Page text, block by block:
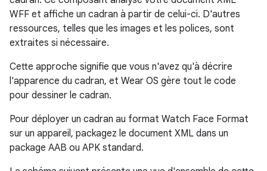
WFF et affiche un cadran à partir de celui-ci. D'autres
ressources, telles que les images et les polices, sont
extraites si nécessaire.
Cette approche signifie que vous n'avez qu'à décrire
l'apparence du cadran, et Wear OS gère tout le code
pour dessiner le cadran.
Pour déployer un cadran au format Watch Face Format
sur un appareil, packagez le document XML dans un
package AAB ou APK standard.